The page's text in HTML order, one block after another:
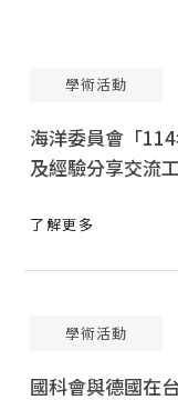
學術活動
海洋委員會「
及經驗分享交流工
了解更多
學術活動
國科會與德國在